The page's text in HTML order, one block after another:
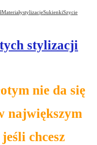
MateriałystylizacjeSukienkiSzycie
stylizacji
nie da się
największym
chcesz